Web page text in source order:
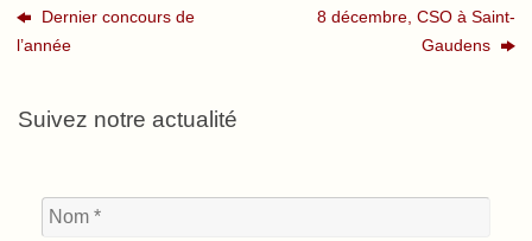
Dernier concours de
l’année
8 décembre, CSO à Saint-
Gaudens
Suivez notre actualité